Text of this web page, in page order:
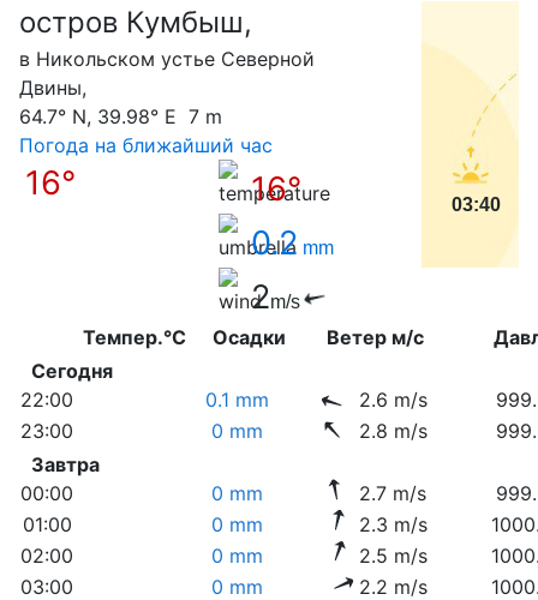
остров Кумбыш,
в Никольском устье Северной
Двины,
64.7° N, 39.98° E 7 m
Погода на ближайший час
16°
16°
0.2 mm
2m/s
03:40
Темпер.°C Осадки Ветер м/с
Сегодня
22:00
0.1 mm 2.6 m/s
23:00
0 mm 2.8 m/s
Завтра
00:00
0 mm 2.7 m/s
01:00
0 mm 2.3 m/s
02:00
0 mm 2.5 m/s
03:00
0 mm 2.2 m/s